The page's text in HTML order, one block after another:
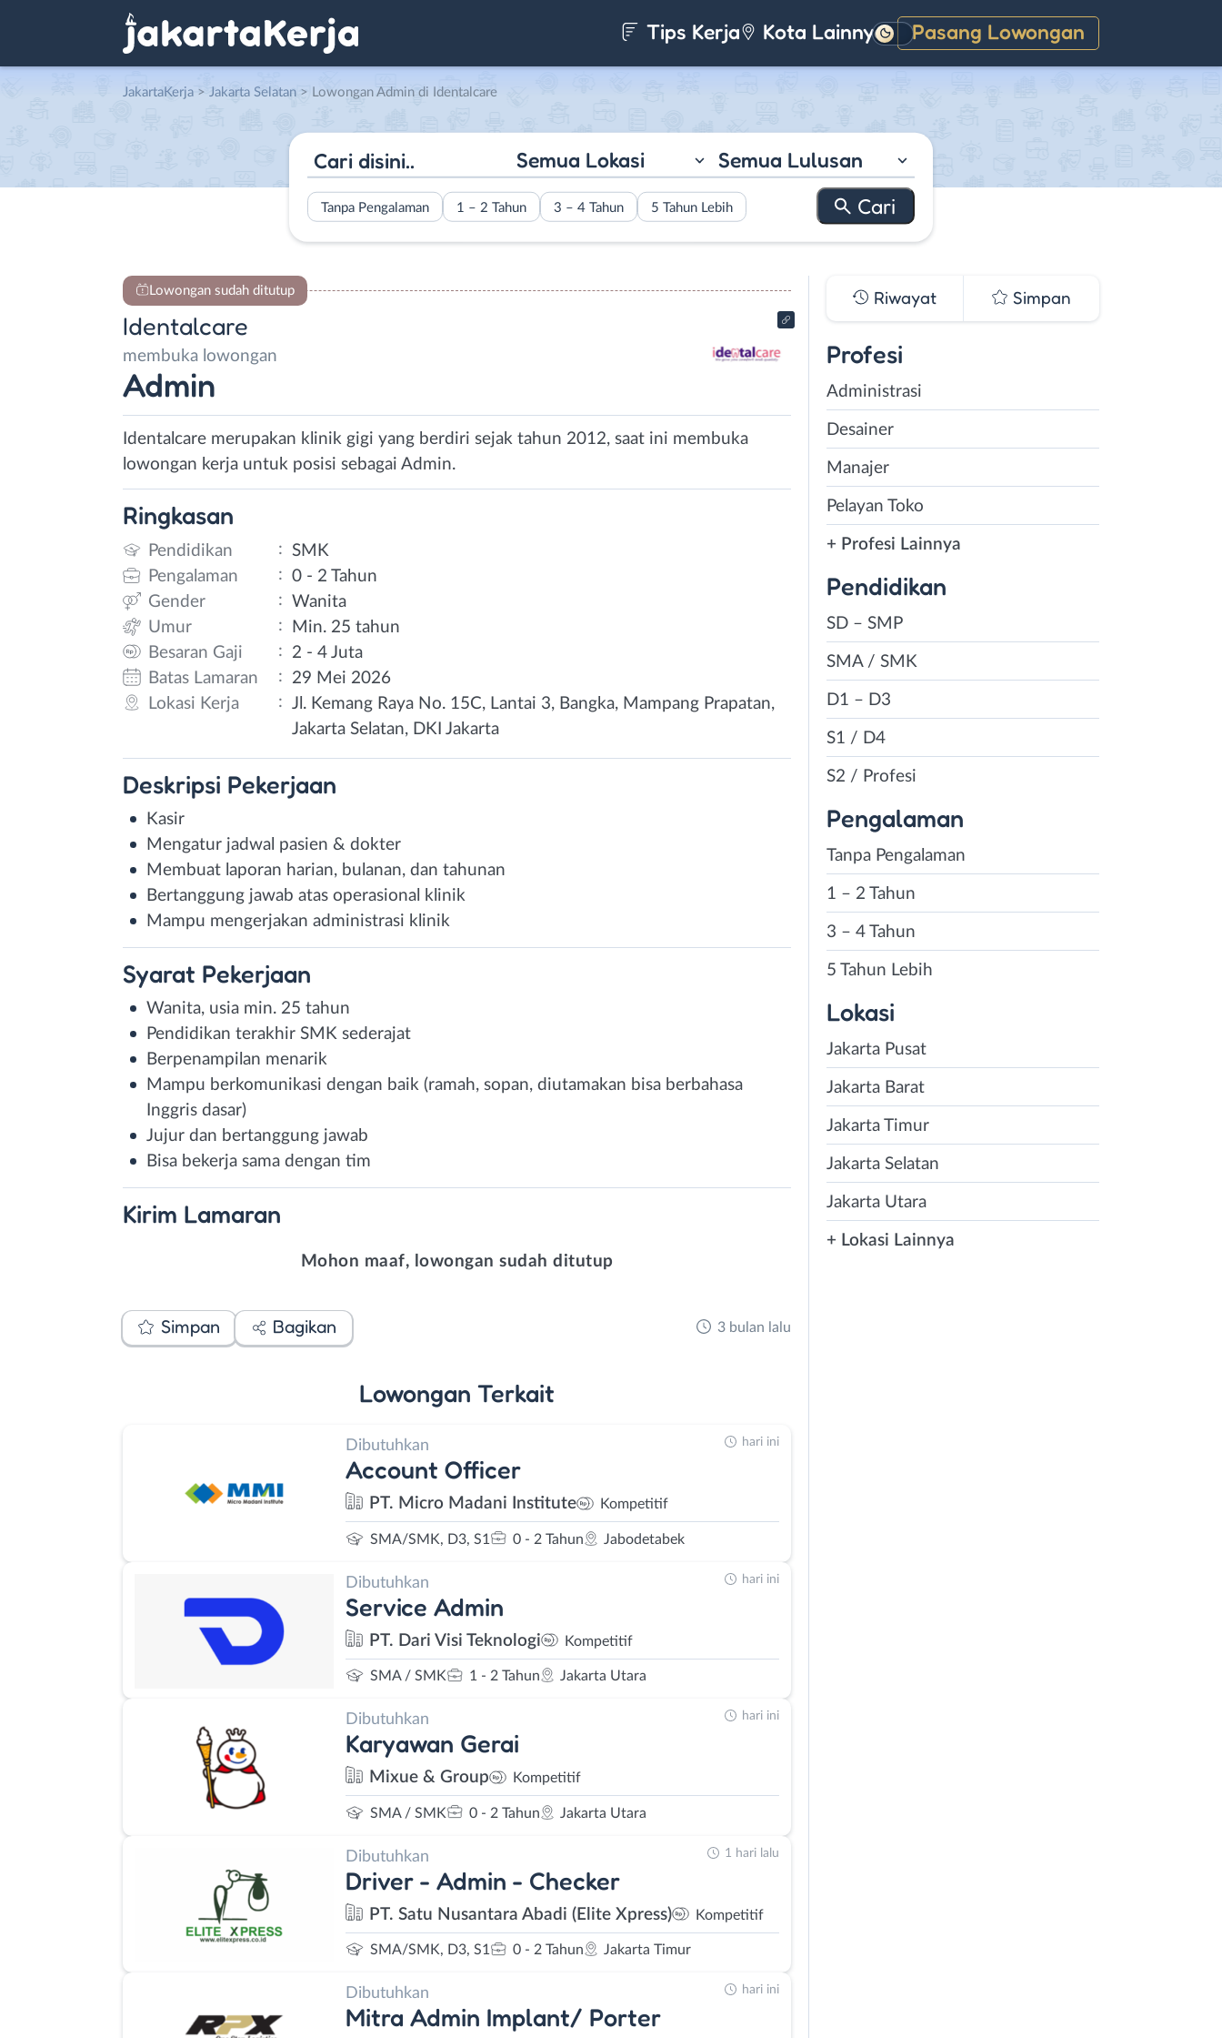
Tips Kerja Kota Lainnya Pasang Lowongan
Gelap
JakartaKerja > Jakarta Selatan > Lowongan Admin di Identalcare
Semua Lokasi Semua Lulusan
Tanpa Pengalaman 1 – 2 Tahun 3 – 4 Tahun 5 Tahun Lebih
Lowongan sudah ditutup
Identalcare
membuka lowongan
Admin
Identalcare merupakan klinik gigi yang berdiri sejak tahun 2012, saat ini membuka
lowongan kerja untuk posisi sebagai Admin.
Ringkasan
Pendidikan : SMK
Pengalaman
: 0 - 2 Tahun
Gender
: Wanita
Umur
:
Min. 25 tahun
Besaran Gaji
:
2 - 4 Juta
Batas Lamaran
:
29 Mei 2026
Lokasi Kerja
: Jl. Kemang Raya No. 15C, Lantai 3, Bangka, Mampang Prapatan,
Jakarta Selatan, DKI Jakarta
Deskripsi Pekerjaan
Kasir
Mengatur jadwal pasien & dokter
Membuat laporan harian, bulanan, dan tahunan
Bertanggung jawab atas operasional klinik
Mampu mengerjakan administrasi klinik
Syarat Pekerjaan
Wanita, usia min. 25 tahun
Pendidikan terakhir SMK sederajat
Berpenampilan menarik
Mampu berkomunikasi dengan baik (ramah, sopan, diutamakan bisa berbahasa
Inggris dasar)
Jujur dan bertanggung jawab
Bisa bekerja sama dengan tim
Kirim Lamaran
Mohon maaf, lowongan sudah ditutup
Simpan Bagikan 3 bulan lalu
Lowongan Terkait
Dibutuhkan
Account Officer
PT. Micro Madani Institute Kompetitif
SMA/SMK, D3, S1 0 - 2 Tahun Jabodetabek
hari ini
Dibutuhkan
Service Admin
PT. Dari Visi Teknologi Kompetitif
SMA / SMK 1 - 2 Tahun Jakarta Utara
hari ini
Dibutuhkan
Karyawan Gerai
Mixue & Group Kompetitif
SMA / SMK 0 - 2 Tahun Jakarta Utara
hari ini
Dibutuhkan
Driver - Admin - Checker
PT. Satu Nusantara Abadi (Elite Xpress) Kompetitif
SMA/SMK, D3, S1 0 - 2 Tahun Jakarta Timur
1 hari lalu
Dibutuhkan
Mitra Admin Implant/ Porter
hari ini
Riwayat Simpan
Profesi
Administrasi
Desainer
Manajer
Pelayan Toko
+ Profesi Lainnya
Pendidikan
SD – SMP
SMA / SMK
D1 – D3
S1 / D4
S2 / Profesi
Pengalaman
Tanpa Pengalaman
1 – 2 Tahun
3 – 4 Tahun
5 Tahun Lebih
Lokasi
Jakarta Pusat
Jakarta Barat
Jakarta Timur
Jakarta Selatan
Jakarta Utara
+ Lokasi Lainnya